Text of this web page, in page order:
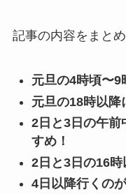
記事の内容をまと
元旦の4時頃〜9
元旦の18時以降
2日と3日の午前
すめ！
2日と3日の16時
4日以降行くの